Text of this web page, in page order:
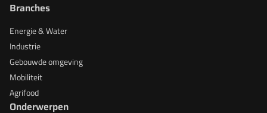
Branches
Energie & Water
Industrie
Gebouwde omgeving
Mobiliteit
Agrifood
Onderwerpen